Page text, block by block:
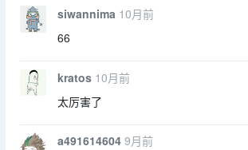
siwannima 10月前
66
kratos 10月前
太厉害了
a491614604 9月前